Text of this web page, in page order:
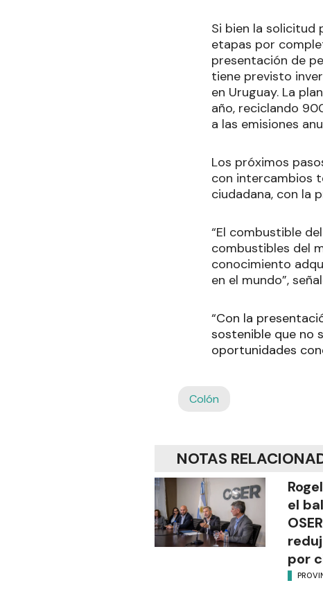
Si bien la solicitud
etapas por
presentación de
tiene previsto
en Uruguay. La
año, reciclando
a las emisiones
Los próximos
con intercambios
ciudadana, con la
“El combustible
combustibles del
conocimiento
en el mundo”,
“Con la
sostenible que no
oportunidades
Colón
NOTAS
el
por